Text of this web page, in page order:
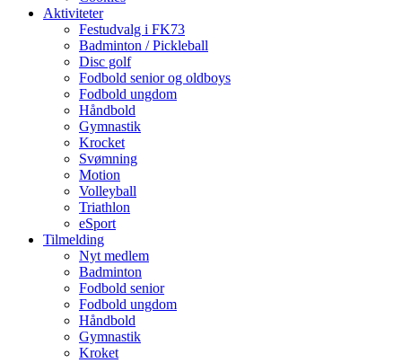
Aktiviteter
Festudvalg i FK73
Badminton / Pickleball
Disc golf
Fodbold senior og oldboys
Fodbold ungdom
Håndbold
Gymnastik
Krocket
Svømning
Motion
Volleyball
Triathlon
eSport
Tilmelding
Nyt medlem
Badminton
Fodbold senior
Fodbold ungdom
Håndbold
Gymnastik
Kroket